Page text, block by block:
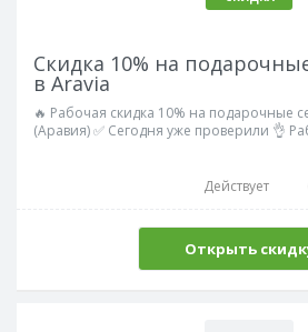
Скидка 10% на
в Aravia
🔥 Рабочая скидка 10% на подарочные
(Аравия) ✅ Сегодня уже проверили 👌
Действует
Открыть